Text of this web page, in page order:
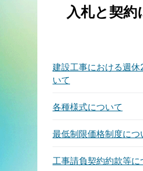
入札と契約
建設工事における週
いて
各種様式について
最低制限価格制度につ
工事請負契約約款等に